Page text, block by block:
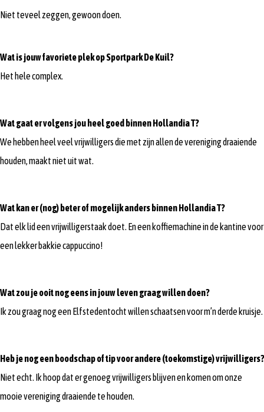
Niet teveel zeggen, gewoon doen.
Wat is jouw favoriete plek op Sportpark De Kuil?
Het hele complex.
Wat gaat er volgens jou heel goed binnen Hollandia T?
We hebben heel veel vrijwilligers die met zijn allen de vereniging draaiende
houden, maakt niet uit wat.
Wat kan er (nog) beter of mogelijk anders binnen Hollandia T?
Dat elk lid een vrijwilligerstaak doet. En een koffiemachine in de kantine voor
een lekker bakkie cappuccino!
Wat zou je ooit nog eens in jouw leven graag willen doen?
Ik zou graag nog een Elfstedentocht willen schaatsen voor m’n derde kruisje.
Heb je nog een boodschap of tip voor andere (toekomstige) vrijwilligers?
Niet echt. Ik hoop dat er genoeg vrijwilligers blijven en komen om onze
mooie vereniging draaiende te houden.